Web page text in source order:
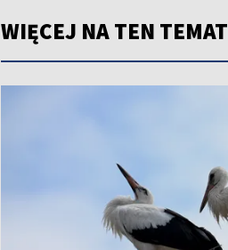
WIĘCEJ NA TEN TEMAT